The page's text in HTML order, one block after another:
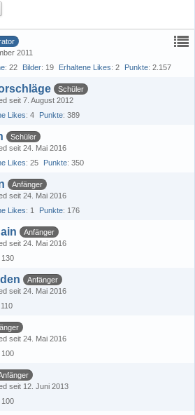
2011
22 Bilder 19 Erhaltene Likes 2 Punkte 2.157
Schüler
seit 7. August 2012
Likes 4 Punkte 389
Schüler
seit 24. Mai 2016
Likes 25 Punkte 350
Anfänger
seit 24. Mai 2016
Likes 1 Punkte 176
Anfänger
seit 24. Mai 2016
130
Anfänger
seit 24. Mai 2016
110
seit 24. Mai 2016
100
seit 12. Juni 2013
100